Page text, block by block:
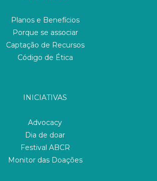
Planos e Benefícios
Porque se associar
Captação de Recursos
Código de Ética
INICIATIVAS
Advocacy
Dia de doar
Festival ABCR
Monitor das Doações